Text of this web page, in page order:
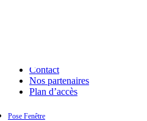
Contact
Nos partenaires
Plan d’accès
Pose Fenêtre